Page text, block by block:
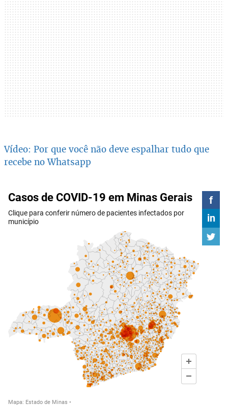
Vídeo: Por que você não deve espalhar tudo que
recebe no Whatsapp